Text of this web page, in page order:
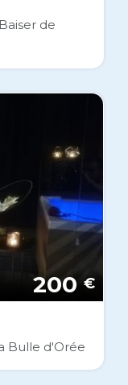
de
200 €
Bulle d'Orée